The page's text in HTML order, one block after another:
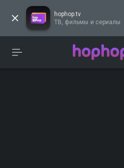
hophop.tv
ТВ, фильмы и сериалы